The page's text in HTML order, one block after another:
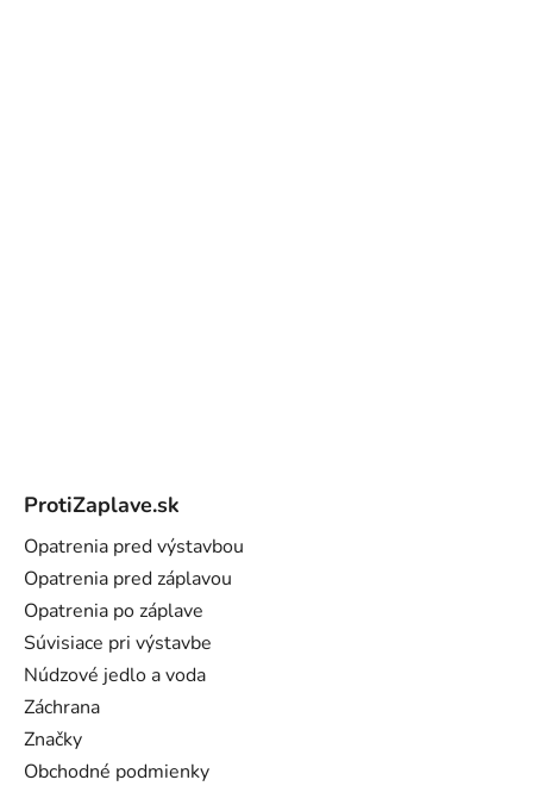
ProtiZaplave.sk
Opatrenia pred výstavbou
Opatrenia pred záplavou
Opatrenia po záplave
Súvisiace pri výstavbe
Núdzové jedlo a voda
Záchrana
Značky
Obchodné podmienky